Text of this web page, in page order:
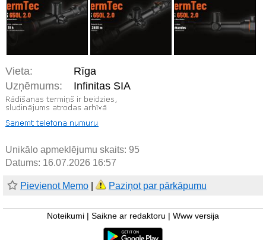
Vieta:
Rīga
Uzņēmums:
Infinitas SIA
Unikālo apmeklējumu skaits: 95
Datums: 16.07.2026 16:57
Pievienot Memo Paziņot par pārkāpumu
Noteikumi Saikne ar redaktoru Www versija